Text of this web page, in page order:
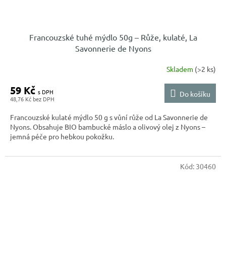
Francouzské tuhé mýdlo 50g – Růže, kulaté, La
Savonnerie de Nyons
Skladem (>2 ks)
48,76 Kč
59 Kč Do košíku
Francouzské kulaté mýdlo 50 g s vůní růže od La Savonnerie de
Nyons. Obsahuje BIO bambucké máslo a olivový olej z Nyons –
jemná péče pro hebkou pokožku.
Kód: 30460